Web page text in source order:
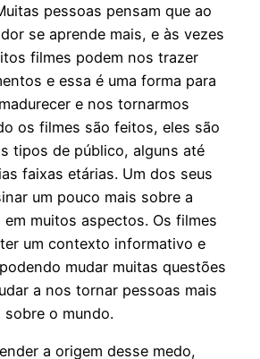
pessoas pensam que ao
se aprende mais, e às vezes
filmes podem nos trazer
e essa é uma forma para
e nos tornarmos
os filmes são feitos, eles são
tipos de público, alguns até
faixas etárias. Um dos seus
um pouco mais sobre a
muitos aspectos. Os filmes
um contexto informativo e
mudar muitas questões
a nos tornar pessoas mais
o mundo.
a origem desse medo,